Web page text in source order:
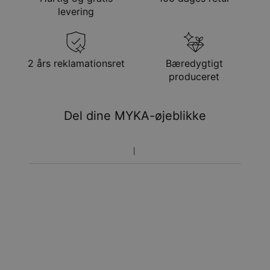
Metode Anslået leveringsdato
Gratis levering
tor. 20. aug. - fre. 21.
Hastelevering
man. 10. aug. - ons.
12. aug.
Du vil ikke blive opkrævet yderligere afgifter.
Vær opmærksom på at tidsperioden nævnt ovenfor er
levering
2 års reklamationsret
Bæredygtigt
produceret
Del dine MYKA-øjeblikke